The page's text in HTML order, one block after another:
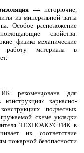
—негорючие,
из минеральной ваты
Особое расположение
свойства.
физико-механические
работу материала в
рекомендована для
конструкциях каркасно-
подвесных
схеме укладки
ТЕХНОАКУСТИК в
их соответствие
пожарной безопасности